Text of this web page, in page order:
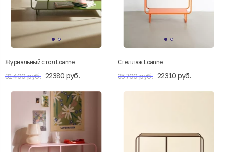
Журнальный стол Loanne
31400 руб. 22380 руб.
Стеллаж Loanne
35700 руб. 22310 руб.